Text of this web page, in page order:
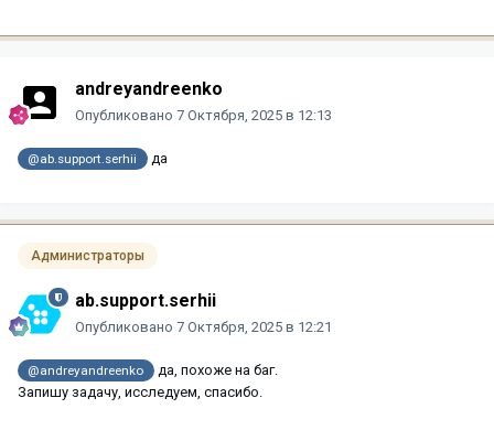
andreyandreenko
Опубликовано 7 Октября, 2025 в 12:13
@ab.support.serhii да
Администраторы
ab.support.serhii
Опубликовано 7 Октября, 2025 в 12:21
@andreyandreenko
да, похоже на баг.
Запишу задачу, исследуем, спасибо.